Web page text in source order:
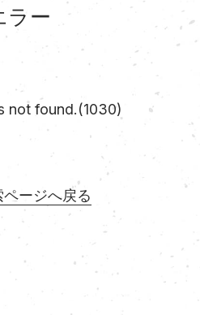
ラー
not found.(1030)
ージへ戻る